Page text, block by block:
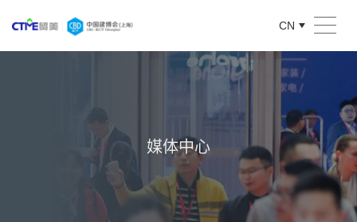
CN
媒体中心